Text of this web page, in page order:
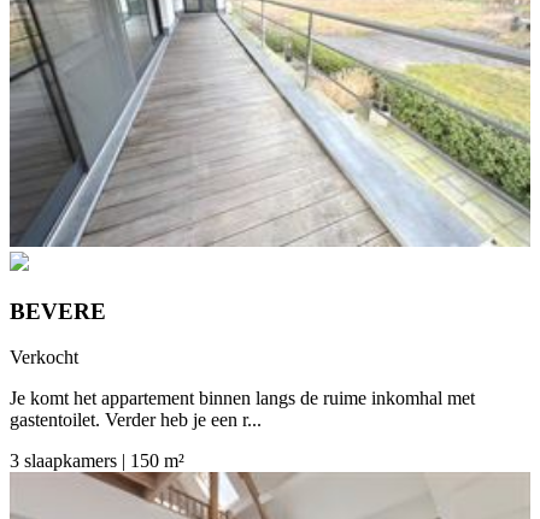
BEVERE
Verkocht
Je komt het appartement binnen langs de ruime inkomhal met
gastentoilet. Verder heb je een r...
3 slaapkamers | 150 m²